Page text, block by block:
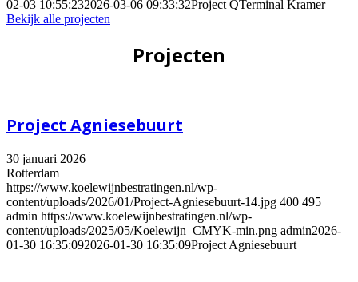
02-03 10:55:232026-03-06 09:33:32Project QTerminal Kramer
Bekijk alle projecten
Projecten
Project Agniesebuurt
30 januari 2026
Rotterdam
https://www.koelewijnbestratingen.nl/wp-
content/uploads/2026/01/Project-Agniesebuurt-14.jpg 400 495
admin https://www.koelewijnbestratingen.nl/wp-
content/uploads/2025/05/Koelewijn_CMYK-min.png admin2026-
01-30 16:35:092026-01-30 16:35:09Project Agniesebuurt